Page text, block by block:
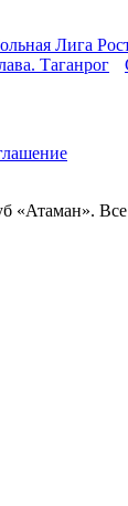
Лига
Таганрог
«Атаман».